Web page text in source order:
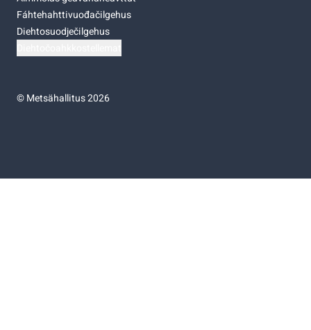
Fáhtehahttivuođačilgehus
Diehtosuodječilgehus
©Metsähallitus 2026